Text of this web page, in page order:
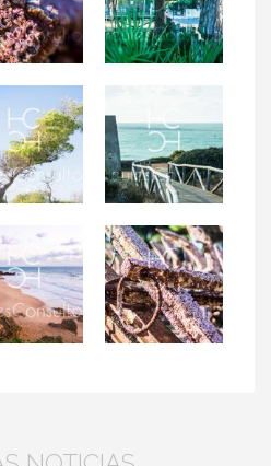
de ancla
gaditano Paseo del faro